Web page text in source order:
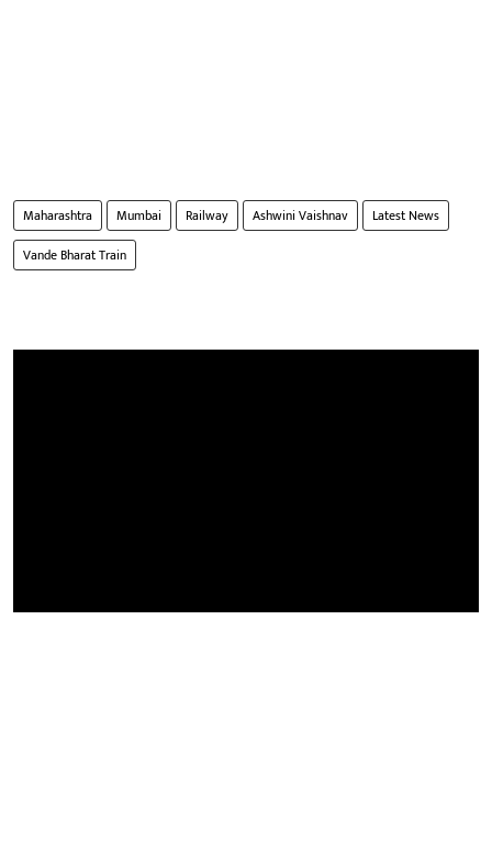
Maharashtra Mumbai Railway Ashwini Vaishnav
Latest News
Vande Bharat Train